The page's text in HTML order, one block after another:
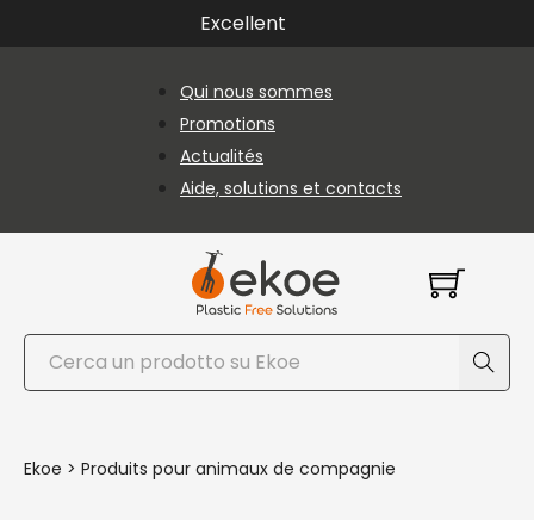
Passer au contenu principal
Passer au pied de page
Excellent
Qui nous sommes
Promotions
Actualités
Aide, solutions et contacts
Rechercher
Ekoe > Produits pour animaux de compagnie